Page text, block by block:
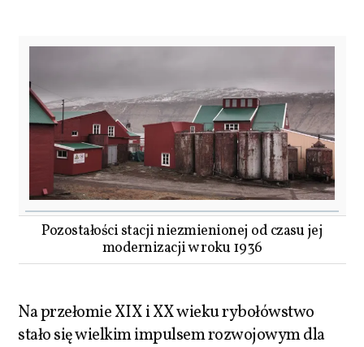
Pozostałości stacji niezmienionej od czasu jej
modernizacji w roku 1936
Na przełomie XIX i XX wieku rybołówstwo
stało się wielkim impulsem rozwojowym dla